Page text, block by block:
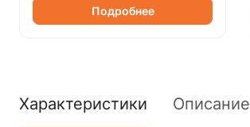
Подробнее
Характеристики Описание